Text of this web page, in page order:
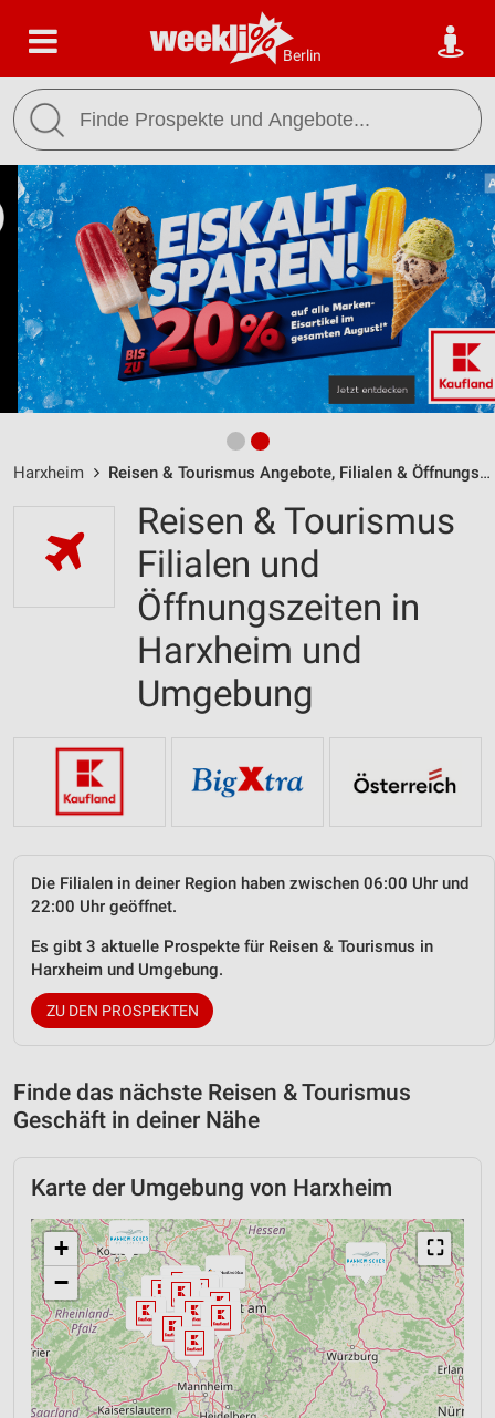
Berlin
Harxheim Reisen & Tourismus Angebote, Filialen & Öffnungszeiten
Reisen & Tourismus
Filialen und
Öffnungszeiten in
Harxheim und
Umgebung
Die Filialen in deiner Region haben zwischen 06:00 Uhr und
22:00 Uhr geöffnet.
Es gibt 3 aktuelle Prospekte für Reisen & Tourismus in
Harxheim und Umgebung.
ZU DEN PROSPEKTEN
Finde das nächste Reisen & Tourismus
Geschäft in deiner Nähe
Karte der Umgebung von Harxheim
⛶
+
−